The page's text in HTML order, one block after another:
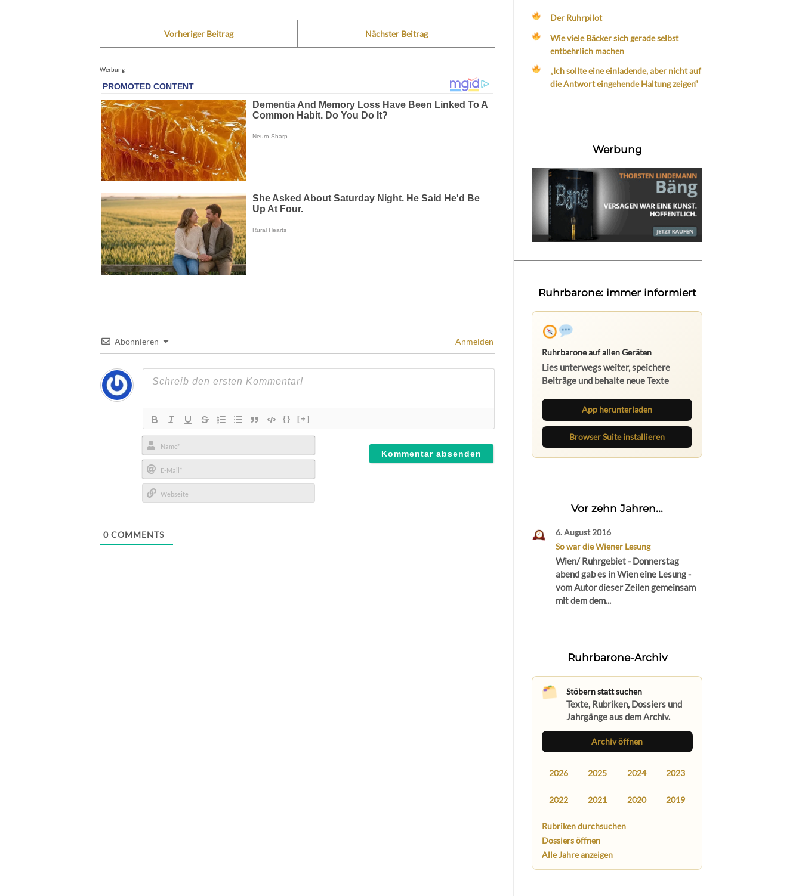
Vorheriger Beitrag Nächster Beitrag
Werbung
Abonnieren Anmelden
{} [+]
Name*
E-
Mail*
0 COMMENTS
Der Ruhrpilot
Wie viele Bäcker sich gerade selbst
entbehrlich machen
„Ich sollte eine einladende, aber nicht auf
die Antwort eingehende Haltung zeigen“
Werbung
Ruhrbarone: immer informiert
Ruhrbarone auf allen Geräten
Lies unterwegs weiter, speichere
Beiträge und behalte neue Texte
App herunterladen
Browser Suite installieren
Vor zehn Jahren...
6. August 2016
So war die Wiener Lesung
Wien/ Ruhrgebiet - Donnerstag
abend gab es in Wien eine Lesung -
vom Autor dieser Zeilen gemeinsam
mit dem dem...
Ruhrbarone-Archiv
Stöbern statt suchen
Texte, Rubriken, Dossiers und
Jahrgänge aus dem Archiv.
Archiv öffnen
2026 2025 2024 2023
2022 2021 2020 2019
Rubriken durchsuchen
Dossiers öffnen
Alle Jahre anzeigen